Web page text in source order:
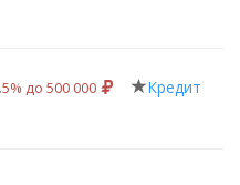
до 500 000
Кредит